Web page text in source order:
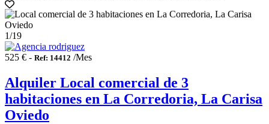
1/19
525 € - Ref: 14412 /Mes
Alquiler Local comercial de 3
habitaciones en La Corredoria, La Carisa
Oviedo